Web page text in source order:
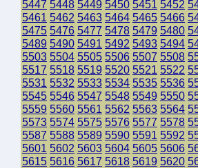
5447 5448 5449 5450 5451 5452
5461 5462 5463 5464 5465 5466
5475 5476 5477 5478 5479 5480
5489 5490 5491 5492 5493 5494
5503 5504 5505 5506 5507 5508
5517 5518 5519 5520 5521 5522
5531 5532 5533 5534 5535 5536
5545 5546 5547 5548 5549 5550
5559 5560 5561 5562 5563 5564
5573 5574 5575 5576 5577 5578
5587 5588 5589 5590 5591 5592
5601 5602 5603 5604 5605 5606
5615 5616 5617 5618 5619 5620